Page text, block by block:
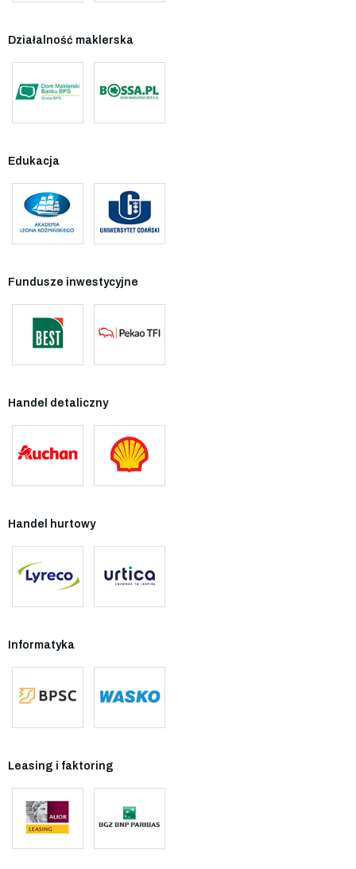
Działalność maklerska
Edukacja
Fundusze inwestycyjne
Handel detaliczny
Handel hurtowy
Informatyka
Leasing i faktoring